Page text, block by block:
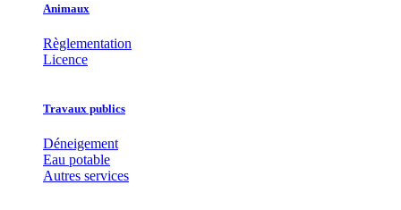
Animaux
Règlementation
Licence
Travaux publics
Déneigement
Eau potable
Autres services